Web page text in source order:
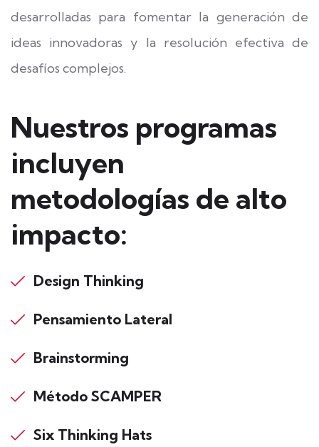
desarrolladas para fomentar la generación de
ideas innovadoras y la resolución efectiva de
desafíos complejos.
Nuestros programas
incluyen
metodologías de alto
impacto:
Design Thinking
Pensamiento Lateral
Brainstorming
Método SCAMPER
Six Thinking Hats